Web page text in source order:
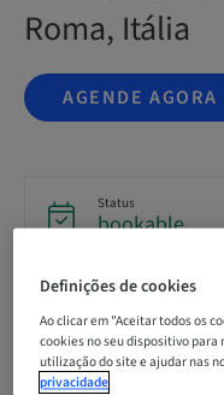
Roma, Itália
AGENDE AGORA
Status
bookable
12. dez 2026
Definições de cookies
Ao clicar em "Aceitar todos os
cookies no seu dispositivo
utilização do site e ajudar nas
privacidade